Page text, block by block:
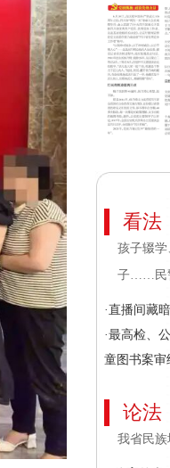
看法
孩子辍
子……民
·直播间藏
·最高检、
童图书案审
论法
我省民